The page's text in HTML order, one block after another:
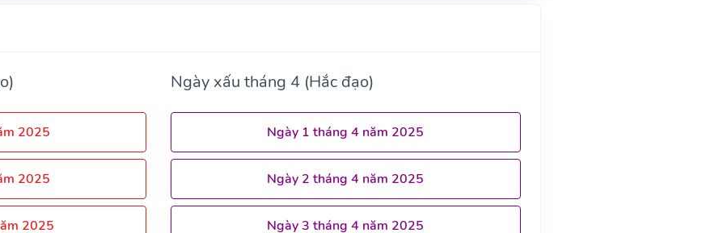
2025
2025
2025
Ngày xấu tháng 4 (Hắc đạo)
Ngày 1 tháng 4 năm 2025
Ngày 2 tháng 4 năm 2025
Ngày 3 tháng 4 năm 2025